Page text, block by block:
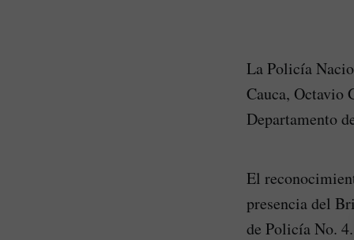
La Policía
Cauca, Octavio
Departamento
El
presencia del
de Policía No. 4.